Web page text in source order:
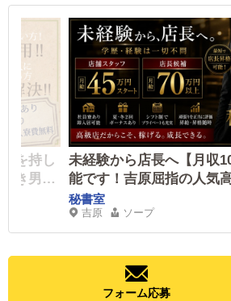
を持し
き男性
未経験から店長へ【月収
能です！吉原屈指の人気
日体験入店OK）！
秘書室
吉原 ソープ
フォーム応募